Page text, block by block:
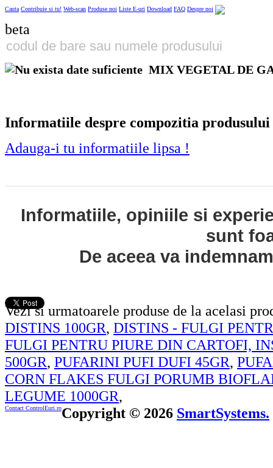
Cauta Contribuie si tu! Web-scan Produse noi Liste E-uri Download FAQ Despre noi
beta
MIX VEGETAL DE
Informatiile despre compozitia produsului
Adauga-i tu informatiile lipsa !
Informatiile, opiniile si
sunt
De aceea va
Vezi si urmatoarele produse de la acelasi
DISTINS 100GR, DISTINS - FULGI
FULGI PENTRU PIURE DIN CARTOFI,
500GR, PUFARINI PUFI DUFI 45GR,
CORN FLAKES FULGI PORUMB
LEGUME 1000GR,
Contact ControlEuri.roCopyright © 2026 SmartSystems.